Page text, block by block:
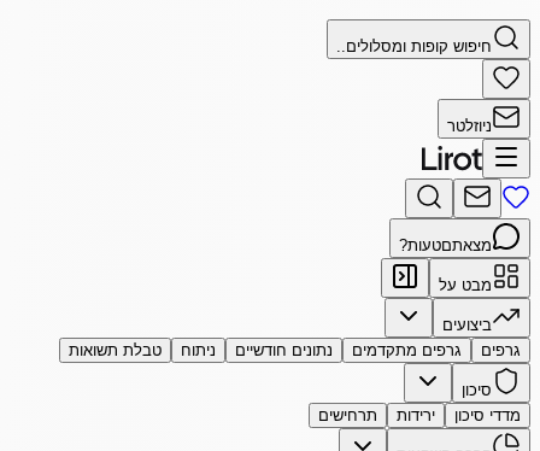
חיפוש קופות ומסלולים..
ניוזלטר
מצאתםטעות?
מבט על
ביצועים
גרפים
גרפים מתקדמים נתונים חודשיים ניתוח טבלת תשואות
סיכון
מדדי סיכון
ירידות תרחישים